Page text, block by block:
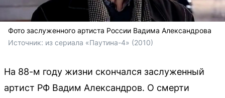
Фото заслуженного артиста России Вадима Александрова
Источник: из сериала «Паутина-4» (2010)
На 88-м году жизни скончался заслуженный
артист РФ Вадим Александров. О смерти